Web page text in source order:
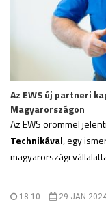
Az EWS új partneri
Magyarországon
Az EWS örömmel
Technikával, egy
magyarországi
18:10 29 JAN